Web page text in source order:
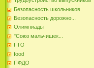
Безопасность школьников
Безопасность дорожно...
Олимпиады
"Союз мальчишек...
ГТО
food
ПФДО